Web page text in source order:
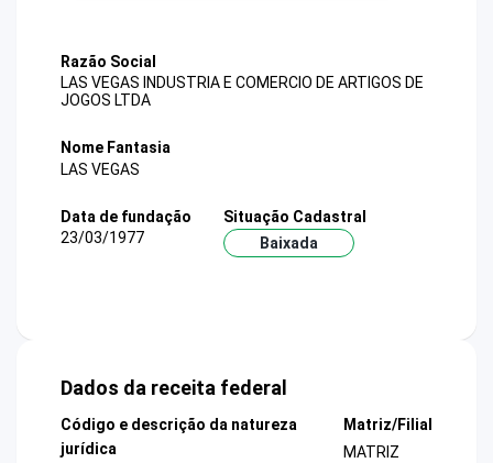
Razão Social
LAS VEGAS INDUSTRIA E COMERCIO DE ARTIGOS DE
JOGOS LTDA
Nome Fantasia
LAS VEGAS
Data de fundação
23/03/1977
Situação Cadastral
Baixada
Dados da receita federal
Código e descrição da natureza
jurídica
Matriz/Filial
MATRIZ